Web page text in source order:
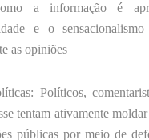
a informação é
e o
as opiniões
Políticos,
tentam ativamente
públicas por meio de